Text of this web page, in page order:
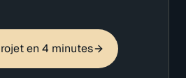
en 4 minutes